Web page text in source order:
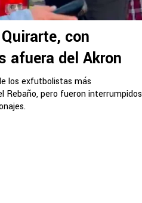
con
afuera del Akron
los exfutbolistas más
Rebaño, pero fueron interrumpidos